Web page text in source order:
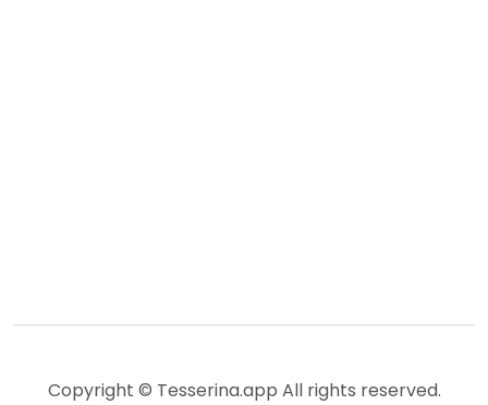
Copyright © Tesserina.app All rights reserved.